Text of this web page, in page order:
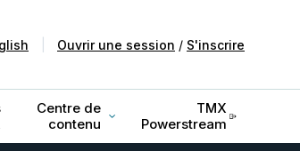
Ouvrir une session / S'inscrire
Centre de
contenu
TMX
Powerstream